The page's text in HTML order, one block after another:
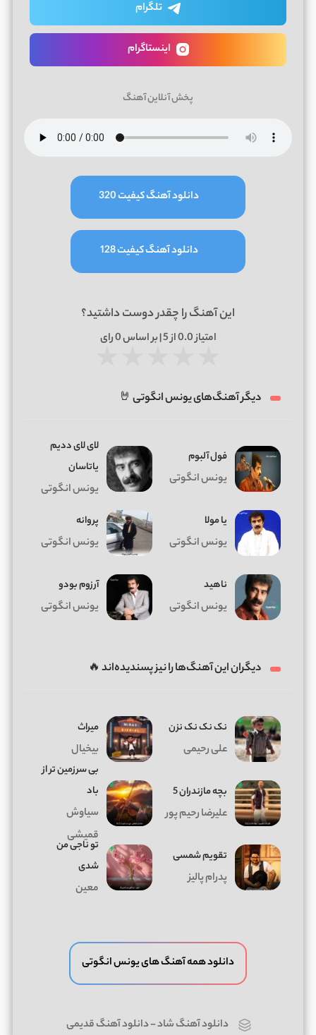
تلگرام
اینستاگرام
پخش آنلاین آهنگ
دانلود آهنگ کیفیت 320
دانلود آهنگ کیفیت 128
این آهنگ را چقدر دوست داشتید؟
امتیاز0.0از 5 | بر اساس 0رای
دیگر آهنگ‌های یونس انگوتی 🤘
فول آلبوم
یونس انگوتی
لای لای ددیم
یاتاسان
یونس انگوتی
یا مولا
یونس انگوتی
پروانه
یونس انگوتی
ناهید
یونس انگوتی
آرزوم بودو
یونس انگوتی
دیگران این آهنگ‌ها را نیز پسندیده‌اند 🔥
نک نک نک نزن
علی رحیمی
میراث
بیخیال
بچه مازندران 5
علیرضا رحیم پور
بی سرزمین تر از
باد
سیاوش
قمیشی
تقویم شمسی
پدرام پالیز
تو ناجی من
شدی
معین
دانلود همه آهنگ های یونس انگوتی
دانلود آهنگ شاد-دانلود آهنگ قدیمی